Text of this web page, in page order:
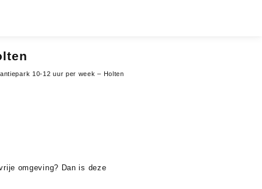
10-12 uur per week – Holten
omgeving? Dan is deze